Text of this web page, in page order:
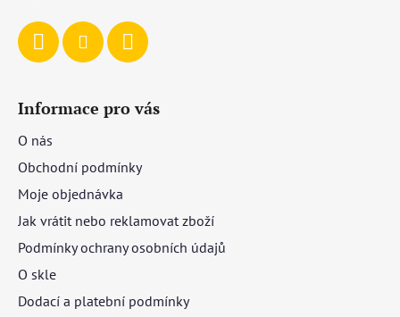
Informace pro vás
O nás
Obchodní podmínky
Moje objednávka
Jak vrátit nebo reklamovat zboží
Podmínky ochrany osobních údajů
O skle
Dodací a platební podmínky